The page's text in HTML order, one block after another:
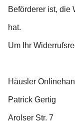
Beförderer ist, die
hat.
Um Ihr
Häusler
Patrick Gertig
Arolser Str. 7